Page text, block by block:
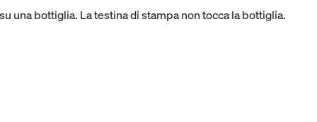
una bottiglia. La testina di stampa non tocca la bottiglia.